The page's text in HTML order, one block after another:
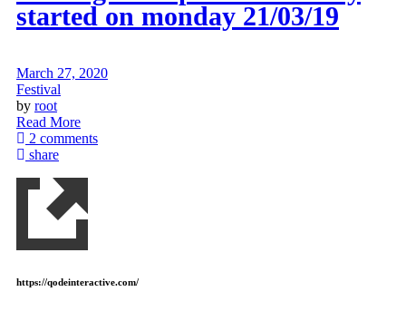
started on monday 21/03/19
March 27, 2020
Festival
by root
Read More
2 comments
share
https://qodeinteractive.com/